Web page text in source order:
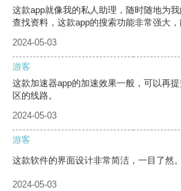
这款app就像我的私人助理，随时随地为
查找资料，这款app的搜索功能非常强大
2024-05-03
游客
这款加速器app的加速效果一般，可以再
区的线路。
2024-05-03
游客
这款软件的界面设计非常简洁，一目了然。
2024-05-03